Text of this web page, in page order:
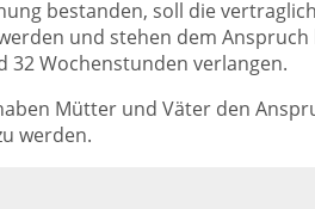
bestanden, soll die
und stehen dem
32 Wochenstunden verlangen.
Mütter und Väter den
werden.